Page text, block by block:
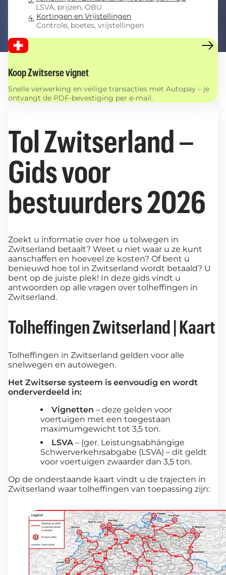
LSVA, prijzen, OBU
Kortingen en Vrijstellingen
Controle, boetes, vrijstellingen
Koop Zwitserse vignet
Snelle verwerking en veilige transacties met Autopay – je
ontvangt de PDF-bevestiging per e-mail.
Tol Zwitserland –
Gids voor
bestuurders 2026
Zoekt u informatie over hoe u tolwegen in
Zwitserland betaalt? Weet u niet waar u ze kunt
aanschaffen en hoeveel ze kosten? Of bent u
benieuwd hoe tol in Zwitserland wordt betaald? U
bent op de juiste plek! In deze gids vindt u
antwoorden op alle vragen over tolheffingen in
Zwitserland.
Tolheffingen Zwitserland | Kaart
Tolheffingen in Zwitserland gelden voor alle
snelwegen en autowegen.
Het Zwitserse systeem is eenvoudig en wordt
onderverdeeld in:
Vignetten – deze gelden voor
voertuigen met een toegestaan
maximumgewicht tot 3,5 ton.
LSVA – (ger. Leistungsabhängige
Schwerverkehrsabgabe (LSVA) – dit geldt
voor voertuigen zwaarder dan 3,5 ton.
Op de onderstaande kaart vindt u de trajecten in
Zwitserland waar tolheffingen van toepassing zijn: